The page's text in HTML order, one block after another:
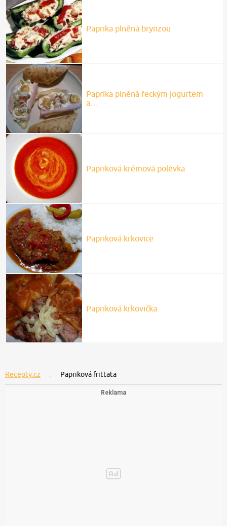
Paprika plněná brynzou
Paprika plněná řeckým jogurtem
a…
Papriková krémová polévka
Papriková krkovice
Papriková krkovička
Recepty.cz Papriková frittata